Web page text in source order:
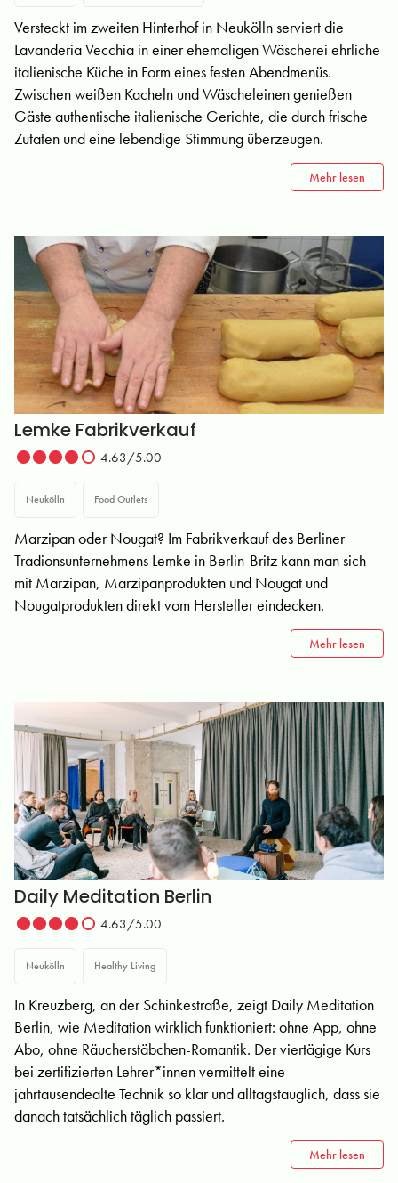
Versteckt im zweiten Hinterhof in Neukölln serviert die
Lavanderia Vecchia in einer ehemaligen Wäscherei ehrliche
italienische Küche in Form eines festen Abendmenüs.
Zwischen weißen Kacheln und Wäscheleinen genießen
Gäste authentische italienische Gerichte, die durch frische
Zutaten und eine lebendige Stimmung überzeugen.
Mehr lesen
Lemke Fabrikverkauf
4.63/5.00
Neukölln Food Outlets
Marzipan oder Nougat? Im Fabrikverkauf des Berliner
Tradionsunternehmens Lemke in Berlin-Britz kann man sich
mit Marzipan, Marzipanprodukten und Nougat und
Nougatprodukten direkt vom Hersteller eindecken.
Mehr lesen
Daily Meditation Berlin
4.63/5.00
Neukölln Healthy Living
In Kreuzberg, an der Schinkestraße, zeigt Daily Meditation
Berlin, wie Meditation wirklich funktioniert: ohne App, ohne
Abo, ohne Räucherstäbchen-Romantik. Der viertägige Kurs
bei zertifizierten Lehrer*innen vermittelt eine
jahrtausendealte Technik so klar und alltagstauglich, dass sie
danach tatsächlich täglich passiert.
Mehr lesen